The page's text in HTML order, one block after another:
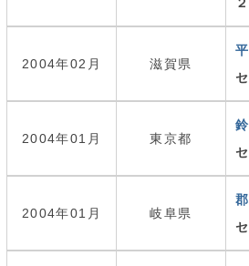
2004年02月 滋賀県
2004年01月 東京都
2004年01月 岐阜県